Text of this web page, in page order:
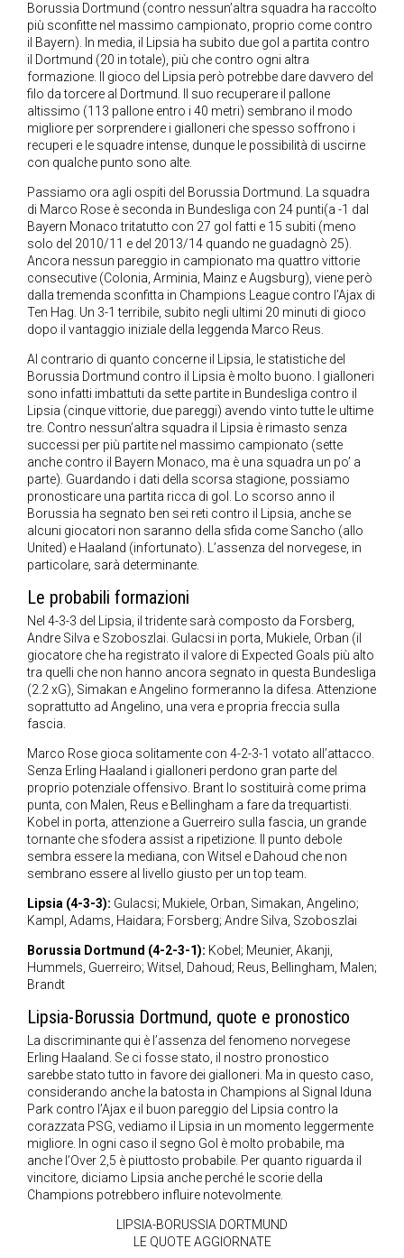
Borussia Dortmund (contro nessun’altra squadra ha raccolto
più sconfitte nel massimo campionato, proprio come contro
il Bayern). In media, il Lipsia ha subito due gol a partita contro
il Dortmund (20 in totale), più che contro ogni altra
formazione. Il gioco del Lipsia però potrebbe dare davvero del
filo da torcere al Dortmund. Il suo recuperare il pallone
altissimo (113 pallone entro i 40 metri) sembrano il modo
migliore per sorprendere i gialloneri che spesso soffrono i
recuperi e le squadre intense, dunque le possibilità di uscirne
con qualche punto sono alte.
Passiamo ora agli ospiti del Borussia Dortmund. La squadra
di Marco Rose è seconda in Bundesliga con 24 punti(a -1 dal
Bayern Monaco tritatutto con 27 gol fatti e 15 subiti (meno
solo del 2010/11 e del 2013/14 quando ne guadagnò 25).
Ancora nessun pareggio in campionato ma quattro vittorie
consecutive (Colonia, Arminia, Mainz e Augsburg), viene però
dalla tremenda sconfitta in Champions League contro l’Ajax di
Ten Hag. Un 3-1 terribile, subito negli ultimi 20 minuti di gioco
dopo il vantaggio iniziale della leggenda Marco Reus.
Al contrario di quanto concerne il Lipsia, le statistiche del
Borussia Dortmund contro il Lipsia è molto buono. I gialloneri
sono infatti imbattuti da sette partite in Bundesliga contro il
Lipsia (cinque vittorie, due pareggi) avendo vinto tutte le ultime
tre. Contro nessun’altra squadra il Lipsia è rimasto senza
successi per più partite nel massimo campionato (sette
anche contro il Bayern Monaco, ma è una squadra un po’ a
parte). Guardando i dati della scorsa stagione, possiamo
pronosticare una partita ricca di gol. Lo scorso anno il
Borussia ha segnato ben sei reti contro il Lipsia, anche se
alcuni giocatori non saranno della sfida come Sancho (allo
United) e Haaland (infortunato). L’assenza del norvegese, in
particolare, sarà determinante.
Le probabili formazioni
Nel 4-3-3 del Lipsia, il tridente sarà composto da Forsberg,
Andre Silva e Szoboszlai. Gulacsi in porta, Mukiele, Orban (il
giocatore che ha registrato il valore di Expected Goals più alto
tra quelli che non hanno ancora segnato in questa Bundesliga
(2.2 xG), Simakan e Angelino formeranno la difesa. Attenzione
soprattutto ad Angelino, una vera e propria freccia sulla
fascia.
Marco Rose gioca solitamente con 4-2-3-1 votato all’attacco.
Senza Erling Haaland i gialloneri perdono gran parte del
proprio potenziale offensivo. Brant lo sostituirà come prima
punta, con Malen, Reus e Bellingham a fare da trequartisti.
Kobel in porta, attenzione a Guerreiro sulla fascia, un grande
tornante che sfodera assist a ripetizione. Il punto debole
sembra essere la mediana, con Witsel e Dahoud che non
sembrano essere al livello giusto per un top team.
Lipsia (4-3-3): Gulacsi; Mukiele, Orban, Simakan, Angelino;
Kampl, Adams, Haidara; Forsberg; Andre Silva, Szoboszlai
Borussia Dortmund (4-2-3-1): Kobel; Meunier, Akanji,
Hummels, Guerreiro; Witsel, Dahoud; Reus, Bellingham, Malen;
Brandt
Lipsia-Borussia Dortmund, quote e pronostico
La discriminante qui è l’assenza del fenomeno norvegese
Erling Haaland. Se ci fosse stato, il nostro pronostico
sarebbe stato tutto in favore dei gialloneri. Ma in questo caso,
considerando anche la batosta in Champions al Signal Iduna
Park contro l’Ajax e il buon pareggio del Lipsia contro la
corazzata PSG, vediamo il Lipsia in un momento leggermente
migliore. In ogni caso il segno Gol è molto probabile, ma
anche l’Over 2,5 è piuttosto probabile. Per quanto riguarda il
vincitore, diciamo Lipsia anche perché le scorie della
Champions potrebbero influire notevolmente.
LIPSIA-BORUSSIA DORTMUND
LE QUOTE AGGIORNATE